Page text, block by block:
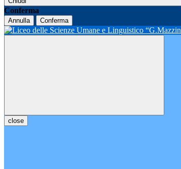
Conferma
Annulla Conferma
close